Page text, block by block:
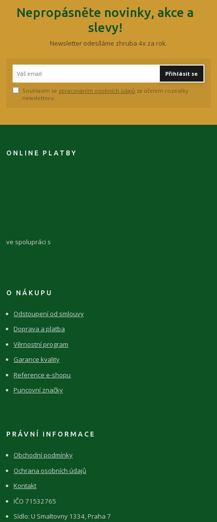
Nepropásněte novinky, akce a
slevy!
Newsletter odesíláme zhruba 4x za rok.
Přihlásit se
Souhlasím se zpracováním osobních údajů za účelem rozesílky
newsletteru.
ONLINE PLATBY
ve spolupráci s
O NÁKUPU
Odstoupení od smlouvy
Doprava a platba
Věrnostní program
Garance kvality
Reference e-shopu
Puncovní značky
PRÁVNÍ INFORMACE
Obchodní podmínky
Ochrana osobních údajů
Kontakt
IČO 71532765
Sídlo: U Smaltovny 1334, Praha 7